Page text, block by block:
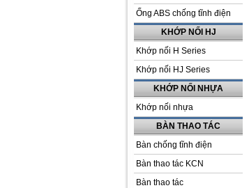
Ống ABS chống tĩnh điện
KHỚP NỐI HJ
Khớp nối H Series
Khớp nối HJ Series
KHỚP NỐI NHỰA
Khớp nối nhựa
BÀN THAO TÁC
Bàn chống tĩnh điện
Bàn thao tác KCN
Bàn thao tác